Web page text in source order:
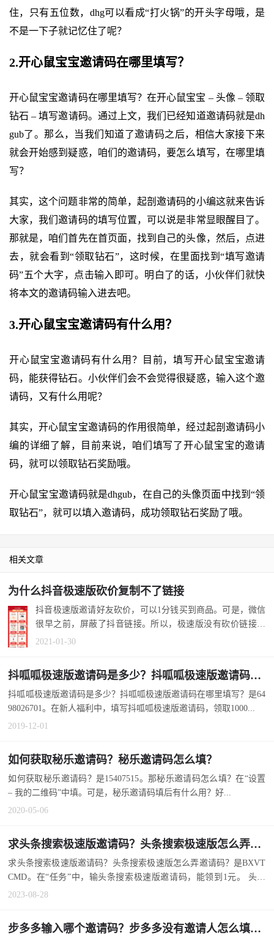
住，只有五位数，dhg可以看成“打火锅”的开头字母哦，是
不是一下子就记忆住了呢？
2.开心鼠宝宝邀请码在哪里填写？
开心鼠宝宝邀请码在哪里填写？在开心鼠宝宝 – 头像 – 领取
钻石 – 填写邀请码。通过上文，我们已经知道邀请码就是dh
gub了。那么，当我们知道了邀请码之后，相信大家接下来
就会开始感到疑惑，咱们的邀请码，要怎么填写，在哪里填
写？
其实，这个问题非常的简单，起剖邀请码的小编这就来告诉
大家，我们邀请码的填写位置，可以说是非常显眼醒目了。
那就是，咱们首先在首页面，找到自己的头像，然后，点进
去，就会看到“领取钻石”，这时候，在里面找到“填写邀请
码”五个大字，点击输入即可。明白了的话，小伙伴们就快
将本文的邀请码输入进去吧。
3.开心鼠宝宝邀请码有什么用？
开心鼠宝宝邀请码有什么用？目前，填写开心鼠宝宝邀请
码，能获得钻石。小伙伴们会不会觉得很疑惑，输入这个邀
请码，又有什么用呢？
其实，开心鼠宝宝邀请码的作用很简单，经过起剖邀请码小
编的详细了解，目前来说，咱们填写了开心鼠宝宝的邀请
码，就可以领取钻石奖励哦。
开心鼠宝宝邀请码就是dhgub，在自己的头像页面中找到“领
取钻石”，就可以填入邀请码，成功领取钻石奖励了哦。
相关文章
为什么抖音极速版砍价复制不了链接
抖音极速版邀请好友砍价，可以1分钱买到商品。可是，微信
很早之前，屏蔽了抖音链接。所以，极速版没有砍价链接复
制功能。不过...
2021-01-30
抖呱呱极速版邀请码是多少？抖呱呱极速版邀请码在哪里填写？
抖呱呱极速版邀请码是多少？抖呱呱极速版邀请码在哪里填写？是64
98026701。在新人福利中，填写抖呱呱极速版邀请码，领取1000...
2019-12-01
如何获取秘乐邀请码？秘乐邀请码怎么填？
如何获取秘乐邀请码？是15407515。那秘乐邀请码怎么填？在“设置
– 我的二维码”中填。可是，秘乐邀请码填后有什么用？好...
2020-05-06
求头条搜索极速版邀请码？头条搜索极速版怎么弄邀请码？
求头条搜索极速版邀请码？头条搜索极速版怎么弄邀请码？是BXVT
CMD。在“任务”中，输头条搜索极速版邀请码，能领到1元。 头条
搜...
2023-08-28
步多多输入哪个邀请码？步多多没有邀请人怎么填写邀请码？